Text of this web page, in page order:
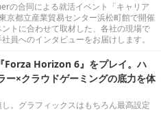
の合同による就活イベント「キャリア
京都立産業貿易センター浜松町館で開催
トに合わせて取材した、各社の現場で
員へのインタビューをお届けします。
Forza Horizon 6』をプレイ。ハ
ー×クラウドゲーミングの底力を体
。グラフィックスはもちろん最高設定